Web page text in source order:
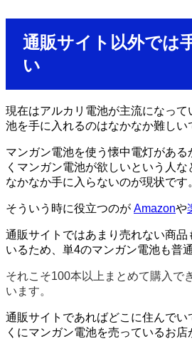
通販サイト以外では
い
現在はアルカリ電池が主流になっ
池を手に入れるのはなかなか難しい
マンガン電池を使う懐中電灯があ
くマンガン電池が欲しいという人な
なかなか手に入らないのが現状です
そういう時に役立つのが Amazonや
通販サイトではあまり売れない商品
いるため、単4のマンガン電池も普
それこそ100本以上まとめて購入で
います。
通販サイトであればどこに住んで
くにマンガン電池を売っているお